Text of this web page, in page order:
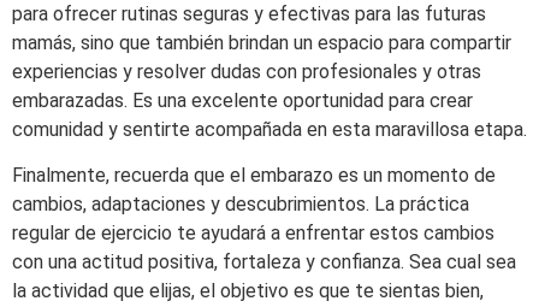
para ofrecer rutinas seguras y efectivas para las futuras
mamás, sino que también brindan un espacio para compartir
experiencias y resolver dudas con profesionales y otras
embarazadas. Es una excelente oportunidad para crear
comunidad y sentirte acompañada en esta maravillosa etapa.
Finalmente, recuerda que el embarazo es un momento de
cambios, adaptaciones y descubrimientos. La práctica
regular de ejercicio te ayudará a enfrentar estos cambios
con una actitud positiva, fortaleza y confianza. Sea cual sea
la actividad que elijas, el objetivo es que te sientas bien,